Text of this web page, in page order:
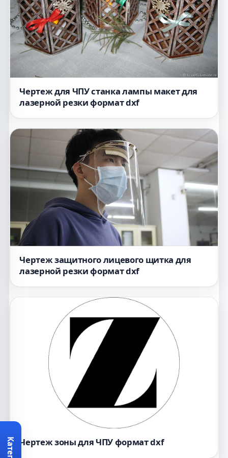
Чертеж для ЧПУ станка лампы макет для
лазерной резки формат dxf
Чертеж защитного лицевого щитка для
лазерной резки формат dxf
Чертеж зоны для ЧПУ формат dxf